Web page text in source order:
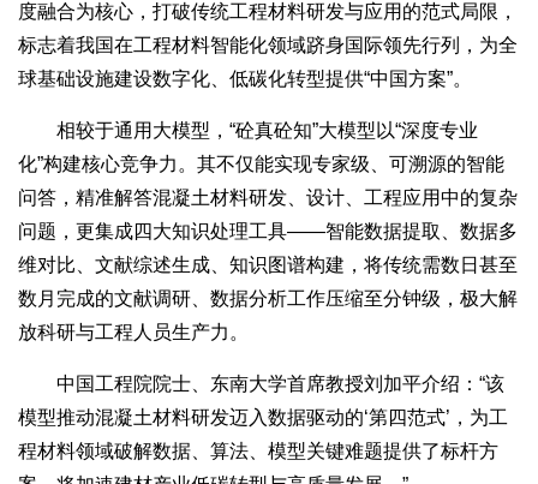
度融合为核心，打破传统工程材料研发与应用的范式局限，
标志着我国在工程材料智能化领域跻身国际领先行列，为全
球基础设施建设数字化、低碳化转型提供“中国方案”。
相较于通用大模型，“砼真砼知”大模型以“深度专业
化”构建核心竞争力。其不仅能实现专家级、可溯源的智能
问答，精准解答混凝土材料研发、设计、工程应用中的复杂
问题，更集成四大知识处理工具——智能数据提取、数据多
维对比、文献综述生成、知识图谱构建，将传统需数日甚至
数月完成的文献调研、数据分析工作压缩至分钟级，极大解
放科研与工程人员生产力。
中国工程院院士、东南大学首席教授刘加平介绍：“该
模型推动混凝土材料研发迈入数据驱动的‘第四范式’，为工
程材料领域破解数据、算法、模型关键难题提供了标杆方